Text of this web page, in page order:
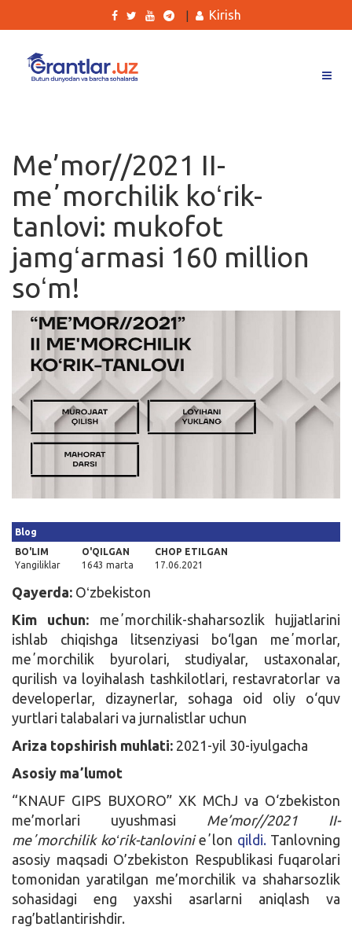
Ishlar
Kurslar
Blog
Yana
Qidirish
Kirish
Kirish
Me’mor//2021 II-
meʼmorchilik koʻrik-
tanlovi: mukofot
jamgʻarmasi 160 million
soʻm!
Blog
BO'LIM
Yangiliklar
O'QILGAN
1643 marta
CHOP ETILGAN
17.06.2021
Qayerda: Oʻzbekiston
Kim uchun: meʼmorchilik-shaharsozlik hujjatlarini
ishlab chiqishga litsenziyasi bo‘lgan meʼmorlar,
meʼmorchilik byurolari, studiyalar, ustaxonalar,
qurilish va loyihalash tashkilotlari, restavratorlar va
developerlar, dizaynerlar, sohaga oid oliy o‘quv
yurtlari talabalari va jurnalistlar uchun
Ariza topshirish muhlati: 2021-yil 30-iyulgacha
Asosiy maʼlumot
“KNAUF GIPS BUXORO” XK MChJ va O‘zbekiston
me’morlari uyushmasi Me’mor//2021 II-
meʼmorchilik koʻrik-tanlovinieʼlon qildi. Tanlovning
asosiy maqsadi O’zbekiston Respublikasi fuqarolari
tomonidan yaratilgan me’morchilik va shaharsozlik
sohasidagi eng yaxshi asarlarni aniqlash va
rag’batlantirishdir.